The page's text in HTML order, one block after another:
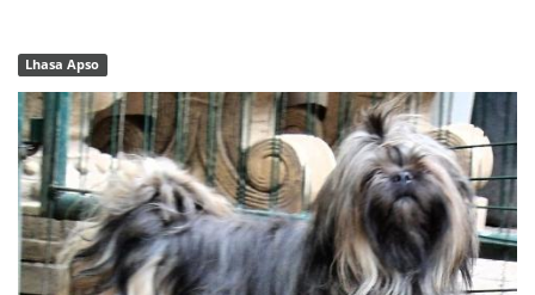
Lhasa Apso